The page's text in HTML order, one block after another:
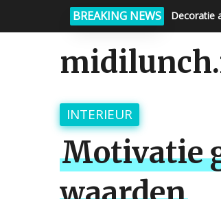
BREAKING NEWS Decoratie
INTERIEUR
Motivatie